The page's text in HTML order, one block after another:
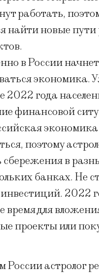
работать,
найти новые
в России начнет
экономика.
2022 года
финансовой
экономика
поэтому
сбережения в
банках. Не
инвестиций. 2022
время для
проекты или
астролог